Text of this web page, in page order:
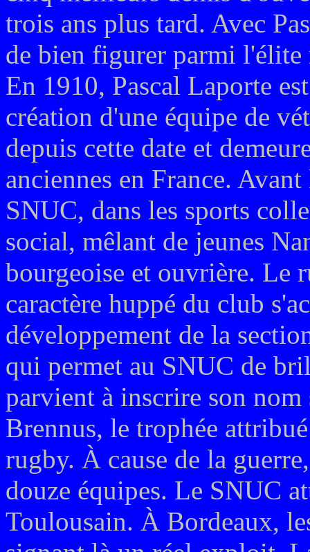
trois ans plus tard. Avec
de bien figurer parmi
En 1910, Pascal Laporte
création d'une équipe de
depuis cette date et
anciennes en France.
SNUC, dans les sports
social, mêlant de jeunes
bourgeoise et ouvrière. Le
caractère huppé du club
développement de la
qui permet au SNUC de
parvient à inscrire son
Brennus, le trophée
rugby. À cause de la
douze équipes. Le SNUC
Toulousain. À Bordeaux,